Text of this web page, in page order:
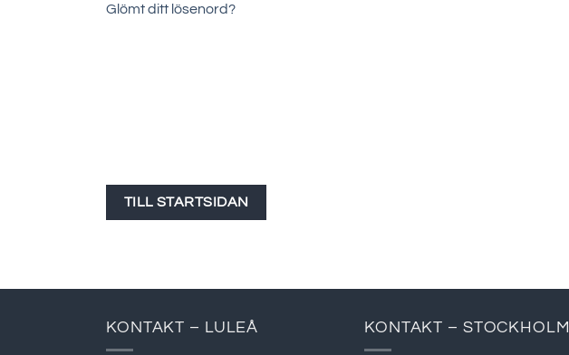
Glömt ditt lösenord?
TILL STARTSIDAN
KONTAKT – LULEÅ KONTAKT – STOCKHOLM